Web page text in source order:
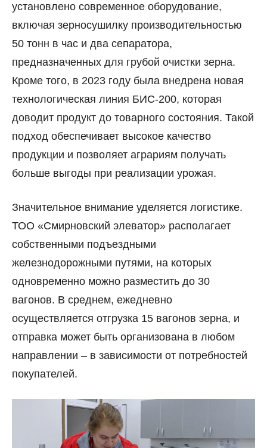
установлено современное оборудование,
включая зерносушилку производительностью
50 тонн в час и два сепаратора,
предназначенных для грубой очистки зерна.
Кроме того, в 2023 году была внедрена новая
технологическая линия БИС-200, которая
доводит продукт до товарного состояния. Такой
подход обеспечивает высокое качество
продукции и позволяет аграриям получать
больше выгоды при реализации урожая.
Значительное внимание уделяется логистике.
ТОО «Смирновский элеватор» располагает
собственными подъездными
железнодорожными путями, на которых
одновременно можно разместить до 30
вагонов. В среднем, ежедневно
осуществляется отгрузка 15 вагонов зерна, и
отправка может быть организована в любом
направлении – в зависимости от потребностей
покупателей.